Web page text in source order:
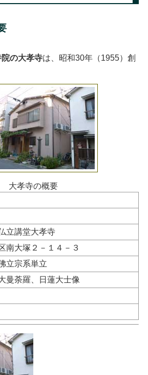
の大孝寺は、昭和30年（1955）創
大孝寺の概要
立講堂大孝寺
南大塚２－１４－３
立宗系単立
曼荼羅、日蓮大士像